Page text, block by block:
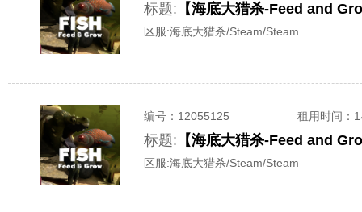
标题: 【海底大猎杀-Feed and
区服:海底大猎杀/Steam/Steam
编号： 12055125 租用时间 ：
标题: 【海底大猎杀-Feed and
区服:海底大猎杀/Steam/Steam